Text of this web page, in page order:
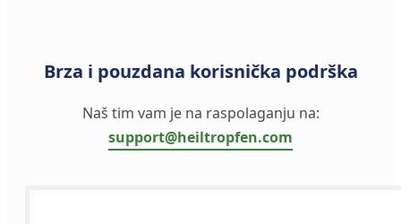
Brza i pouzdana korisnička podrška
Naš tim vam je na raspolaganju na:
support@heiltropfen.com